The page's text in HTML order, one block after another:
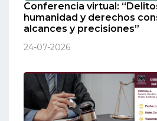
Conferencia virtual:
humanidad y derechos
alcances y precisiones”
24-07-2026